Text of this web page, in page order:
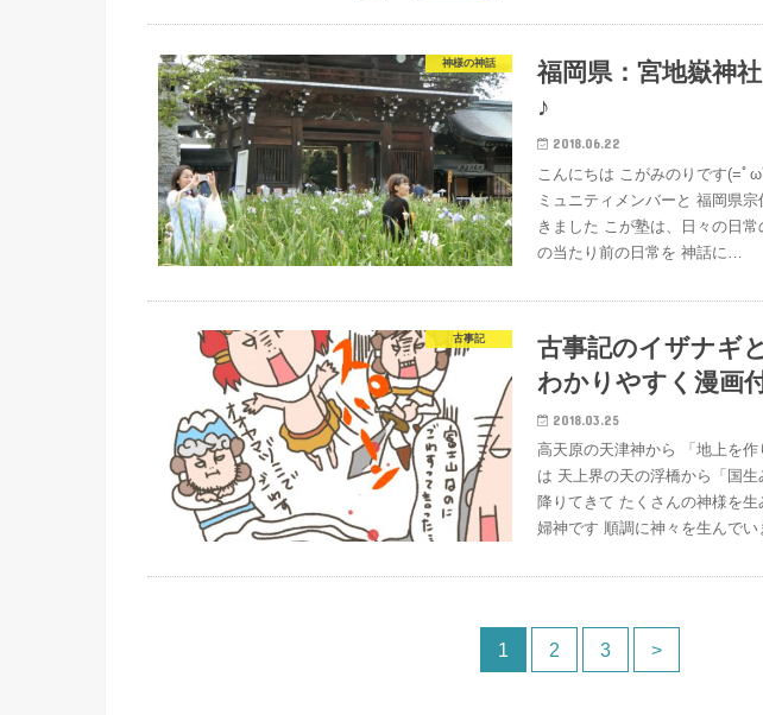
神様の神話
福岡県：宮地嶽神
♪
2018.06.22
こんにちは こがみのりです(=ﾟ
ミュニティメンバーと 福岡県
きました こが塾は、日々の日
の当たり前の日常を 神話に…
古事記
古事記のイザナギ
わかりやすく漫画
2018.03.25
高天原の天津神から 「地上を
は 天上界の天の浮橋から「国
降りてきて たくさんの神様を
婦神です 順調に神々を生んで
1 2 3 >